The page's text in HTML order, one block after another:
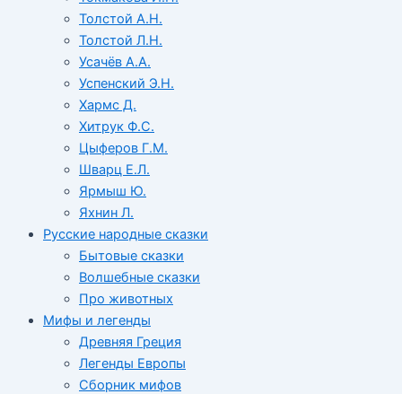
Толстой А.Н.
Толстой Л.Н.
Усачёв А.А.
Успенский Э.Н.
Хармс Д.
Хитрук Ф.С.
Цыферов Г.М.
Шварц Е.Л.
Ярмыш Ю.
Яхнин Л.
Русские народные сказки
Бытовые сказки
Волшебные сказки
Про животных
Мифы и легенды
Древняя Греция
Легенды Европы
Сборник мифов